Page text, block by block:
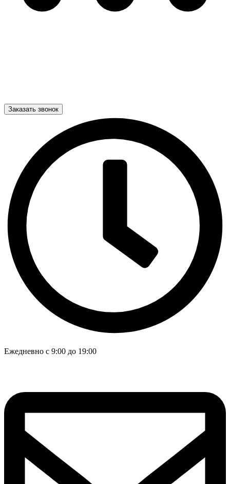
Заказать звонок
Ежедневно с 9:00 до 19:00